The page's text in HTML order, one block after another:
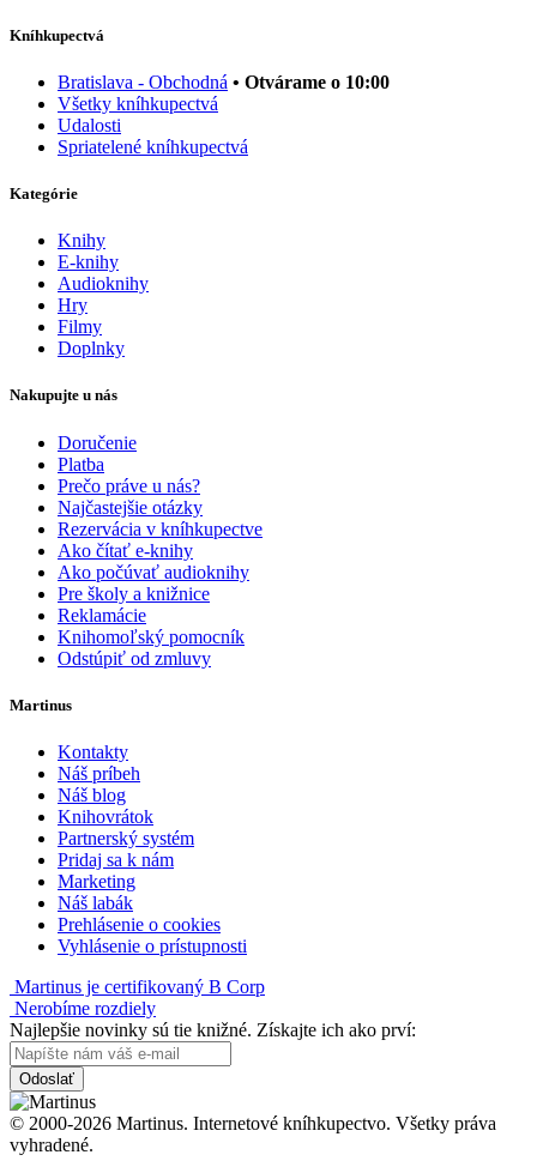
Kníhkupectvá
Bratislava - Obchodná • Otvárame o 10:00
Všetky kníhkupectvá
Udalosti
Spriatelené kníhkupectvá
Kategórie
Knihy
E-knihy
Audioknihy
Hry
Filmy
Doplnky
Nakupujte u nás
Doručenie
Platba
Prečo práve u nás?
Najčastejšie otázky
Rezervácia v kníhkupectve
Ako čítať e-knihy
Ako počúvať audioknihy
Pre školy a knižnice
Reklamácie
Knihomoľský pomocník
Odstúpiť od zmluvy
Martinus
Kontakty
Náš príbeh
Náš blog
Knihovrátok
Partnerský systém
Pridaj sa k nám
Marketing
Náš labák
Prehlásenie o cookies
Vyhlásenie o prístupnosti
Martinus je certifikovaný B Corp
Nerobíme rozdiely
Najlepšie novinky sú tie knižné. Získajte ich ako prví:
Odoslať
© 2000-2026 Martinus. Internetové kníhkupectvo. Všetky práva
vyhradené.